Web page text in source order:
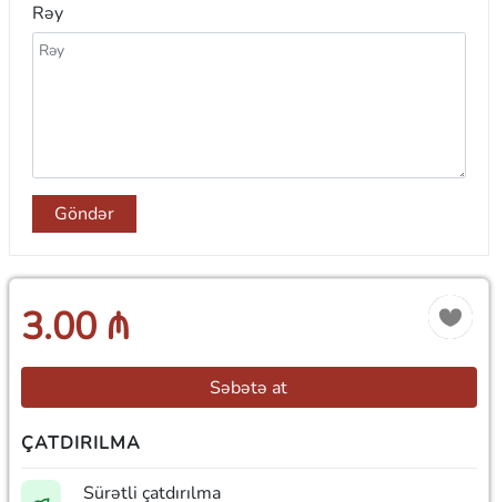
Rəy
Göndər
3.00 ₼
Səbətə at
ÇATDIRILMA
Sürətli çatdırılma